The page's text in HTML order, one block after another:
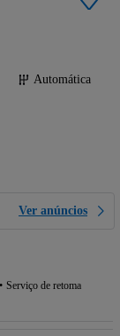
Automática
Ver anúncios
Serviço de retoma